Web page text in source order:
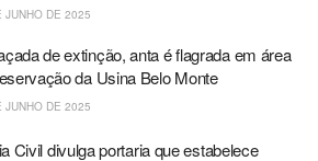
JUNHO DE 2025
de extinção, anta é flagrada em área
da Usina Belo Monte
JUNHO DE 2025
Civil divulga portaria que estabelece